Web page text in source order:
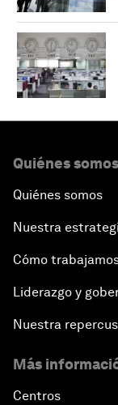
Quiénes somos
Quiénes somos
Nuestra
Cómo
Liderazgo y
Nuestra
Más
Centros